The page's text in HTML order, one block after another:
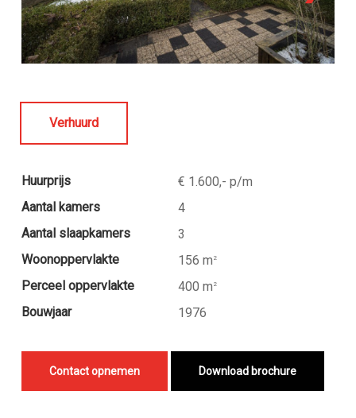
Verhuurd
Huurprijs
€ 1.600,- p/m
Aantal kamers
4
Aantal slaapkamers
3
Woonoppervlakte
156 m 2
Perceel oppervlakte 400 m 2
Bouwjaar 1976
Contact opnemen Download brochure